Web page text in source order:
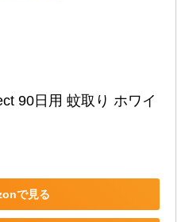
90日用 蚊取り ホワイ
で見る